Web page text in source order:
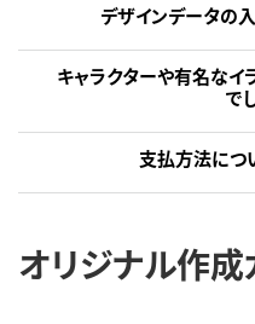
デザインデータの
キャラクターや有名なイ
で
支払方法につ
オリジナル作成